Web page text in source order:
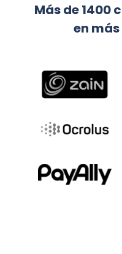
Más de 1400
en